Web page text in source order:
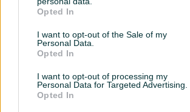
Opted In
I want to opt-out of the Sale of my
Personal Data.
Opted In
I want to opt-out of processing my
Personal Data for Targeted Advertising.
Opted In
Navigacija
USB port
Tempomat
Bluetooth
Senzor kiše